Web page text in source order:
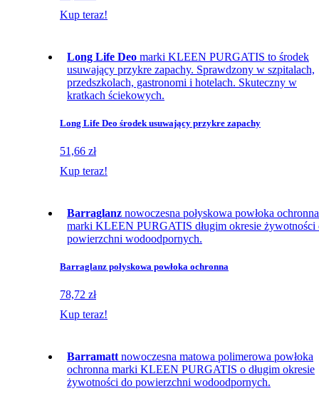
Kup teraz!
Long Life Deo marki KLEEN PURGATIS to środek
usuwający przykre zapachy. Sprawdzony w szpitalach,
przedszkolach, gastronomi i hotelach. Skuteczny w
kratkach ściekowych.
Long Life Deo środek usuwający przykre zapachy
51,66 zł
Kup teraz!
Barraglanz nowoczesna połyskowa powłoka ochronna
marki KLEEN PURGATIS długim okresie żywotności
powierzchni wodoodpornych.
Barraglanz połyskowa powłoka ochronna
78,72 zł
Kup teraz!
Barramattnowoczesna matowa polimerowa powłoka
ochronna marki KLEEN PURGATIS o długim okresie
żywotności do powierzchni wodoodpornych.